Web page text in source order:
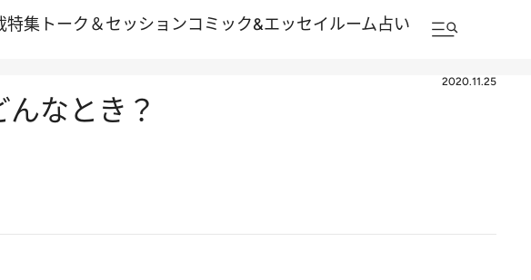
特集 トーク＆セッションコミック&エッセイルーム占い
2020.11.25
なとき？